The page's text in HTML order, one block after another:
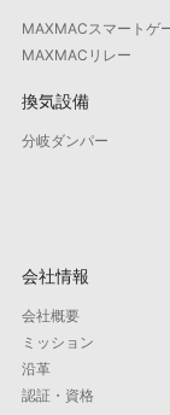
MAXMACスマートゲ
MAXMACリレー
換気設備
分岐ダンパー
会社情報
会社概要
ミッション
沿革
認証・資格